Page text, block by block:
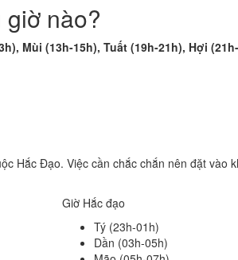
nào?
Mùi (13h-15h), Tuất (19h-21h), Hợi
Hắc Đạo. Việc cần chắc chắn nên đặt
Giờ Hắc đạo
Tý (23h-01h)
Dần (03h-05h)